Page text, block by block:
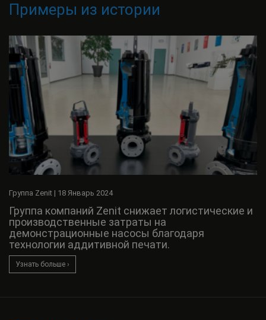
Примеры из истории
Группа Zenit | 18 Январь 2024
Группа компаний Zenit снижает логистические и
производственные затраты на
демонстрационные насосы благодаря
технологии аддитивной печати.
Узнать больше ›